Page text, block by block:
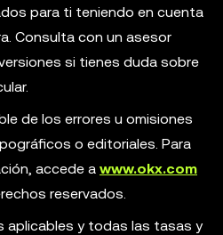
para ti teniendo en cuenta
Consulta con un asesor
si tienes duda sobre
de los errores u omisiones
o editoriales. Para
accede a www.okx.com
reservados.
aplicables y todas las tasas y